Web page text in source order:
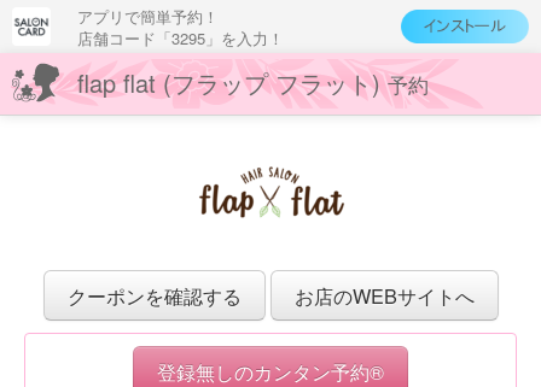
アプリで簡単予約！
店舗コード「3295」を入力！
flap flat (フラップ フラット)予約
クーポンを確認する お店のWEBサイトへ
登録無しのカンタン予約®